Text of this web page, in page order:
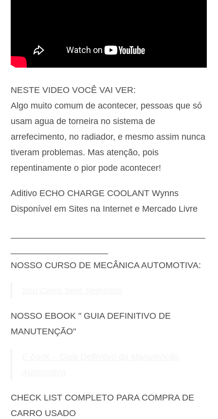
NESTE VIDEO VOCÊ VAI VER:
Algo muito comum de acontecer, pessoas que só
usam agua de torneira no sistema de
arrefecimento, no radiador, e mesmo assim nunca
tiveram problemas. Mas atenção, pois
repentinamente o pior pode acontecer!
Aditivo ECHO CHARGE COOLANT Wynns
Disponível em Sites na Internet e Mercado Livre
NOSSO CURSO DE MECÂNICA AUTOMOTIVA:
NOSSO EBOOK " GUIA DEFINITIVO DE
MANUTENÇÃO"
CHECK LIST COMPLETO PARA COMPRA DE
CARRO USADO